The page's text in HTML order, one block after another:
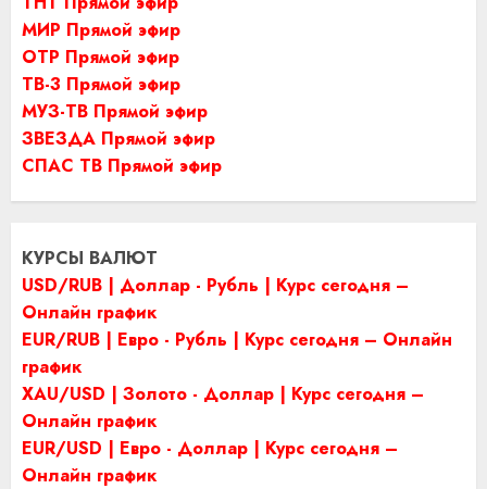
МИР Прямой эфир
ОТР Прямой эфир
ТВ-3 Прямой эфир
МУЗ-ТВ Прямой эфир
ЗВЕЗДА Прямой эфир
СПАС ТВ Прямой эфир
КУРСЫ ВАЛЮТ
USD/RUB | Доллар - Рубль | Курс сегодня –
Онлайн график
EUR/RUB | Евро - Рубль | Курс сегодня – Онлайн
график
XAU/USD | Золото - Доллар | Курс сегодня –
Онлайн график
EUR/USD | Евро - Доллар | Курс сегодня –
Онлайн график